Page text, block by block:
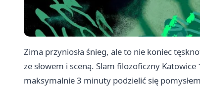
Zima przyniosła śnieg, ale to nie koniec
ze słowem i sceną. Slam filozoficzny
maksymalnie 3 minuty podzielić się